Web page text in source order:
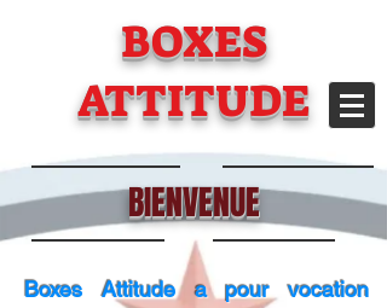
BOXES
ATTITUDE
BIENVENUE
Boxes Attitude a pour vocation